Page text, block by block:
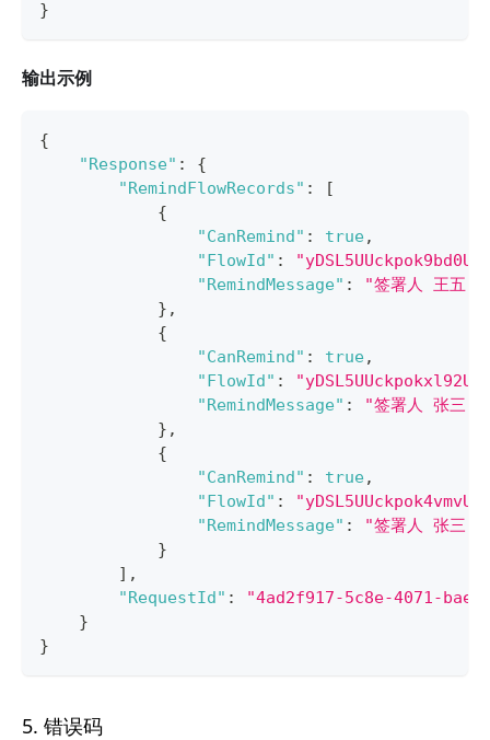
}
输出示例
{
"Response" :
{
"RemindFlowRecords" :
[
{
"CanRemind" : true,
"FlowId" :
"RemindMessage" :
"签署人 王五:
} ,
{
"CanRemind" : true,
"FlowId" :
"RemindMessage" :
"签署人 张三:
} ,
{
"CanRemind" : true,
"FlowId" :
"RemindMessage" :
"签署人 张三:
}
] ,
"RequestId" :
"4ad2f917-5c8e-4071-
}
}
5. 错误码